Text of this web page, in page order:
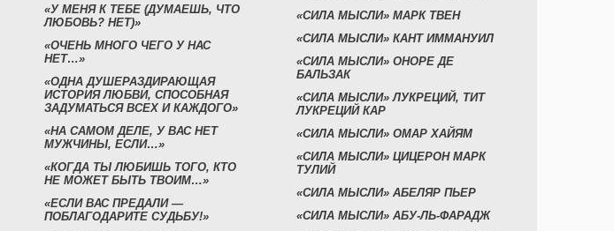
«У МЕНЯ К ТЕБЕ (ДУМАЕШЬ, ЧТО
ЛЮБОВЬ? НЕТ)»
«ОЧЕНЬ МНОГО ЧЕГО У НАС
НЕТ…»
«ОДНА ДУШЕРАЗДИРАЮЩАЯ
ИСТОРИЯ ЛЮБВИ, СПОСОБНАЯ
ЗАДУМАТЬСЯ ВСЕХ И КАЖДОГО»
«НА САМОМ ДЕЛЕ, У ВАС НЕТ
МУЖЧИНЫ, ЕСЛИ…»
«КОГДА ТЫ ЛЮБИШЬ ТОГО, КТО
НЕ МОЖЕТ БЫТЬ ТВОИМ…»
«ЕСЛИ ВАС ПРЕДАЛИ —
ПОБЛАГОДАРИТЕ СУДЬБУ!»
«СИЛА МЫСЛИ» МАРК ТВЕН
«СИЛА МЫСЛИ» КАНТ ИММАНУИЛ
«СИЛА МЫСЛИ» ОНОРЕ ДЕ
БАЛЬЗАК
«СИЛА МЫСЛИ» ЛУКРЕЦИЙ, ТИТ
ЛУКРЕЦИЙ КАР
«СИЛА МЫСЛИ» ОМАР ХАЙЯМ
«СИЛА МЫСЛИ» ЦИЦЕРОН МАРК
ТУЛИЙ
«СИЛА МЫСЛИ» АБЕЛЯР ПЬЕР
«СИЛА МЫСЛИ» АБУ-ЛЬ-ФАРАДЖ